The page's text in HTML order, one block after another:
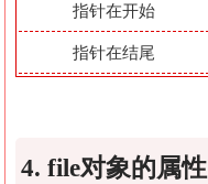
指针在开始
指针在结尾
4. file对象的属性